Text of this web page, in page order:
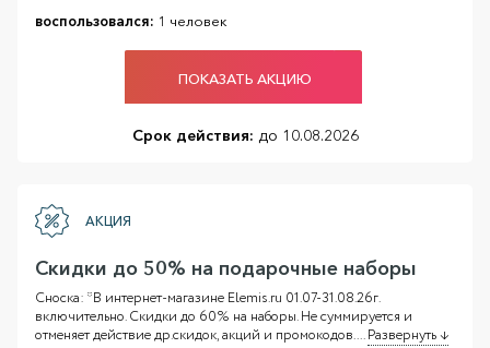
воспользовался: 1 человек
ПОКАЗАТЬ АКЦИЮ
Срок действия: до 10.08.2026
АКЦИЯ
Скидки до 50% на подарочные наборы
Сноска: *В интернет-магазине Elemis.ru 01.07-31.08.26г.
включительно. Скидки до 60% на наборы. Не суммируется и
отменяет действие др.скидок, акций и промокодов....Развернуть ↓